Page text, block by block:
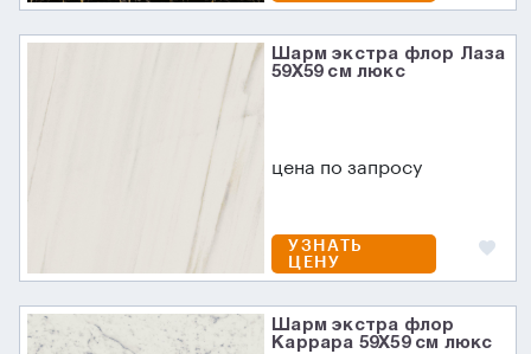
Шарм экстра флор Лаза
59X59 см люкс
цена по запросу
УЗНАТЬ
ЦЕНУ
Шарм экстра флор
Каррара 59X59 см люкс